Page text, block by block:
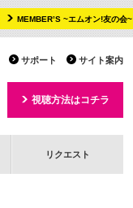
MEMBER’S ~エムオン!友の会~
サイト案内
サポート
視聴方法はコチラ
リクエスト